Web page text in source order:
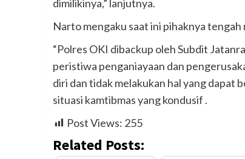
dimilikinya,” lanjutnya.
Narto mengaku saat ini pihaknya
“Polres OKI dibackup oleh Subdit
peristiwa penganiayaan dan
diri dan tidak melakukan hal yang dapat
situasi kamtibmas yang kondusif .
Post Views: 255
Related Posts: